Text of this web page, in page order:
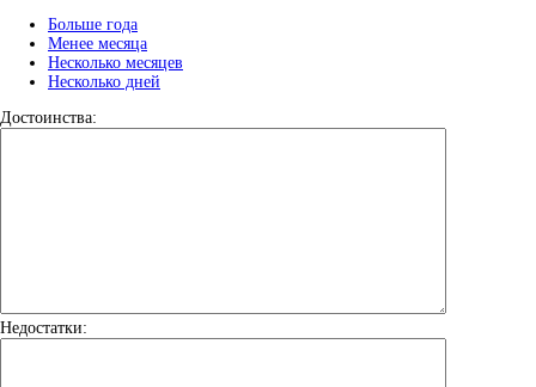
Больше года
Менее месяца
Несколько месяцев
Несколько дней
Достоинства:
Недостатки: